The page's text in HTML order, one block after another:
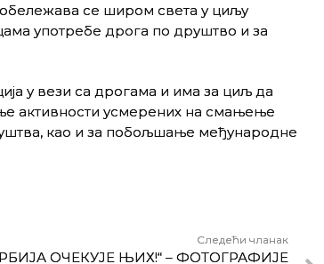
се широм света у циљу
употребе дрога по друштво и за
у вези са дрогама и има за циљ да
активности усмерених на смањење
као и за побољшање међународне
Следећи чланак
ОЧЕКУЈЕ ЊИХ!“ – ФОТОГРАФИЈЕ